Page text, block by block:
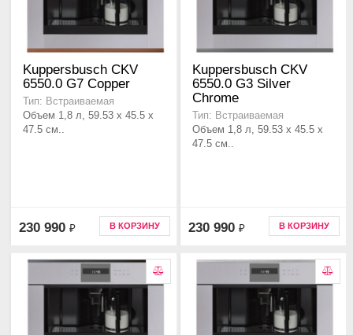
Kuppersbusch CKV
6550.0 G7 Copper
Тип: Встраиваемая
Объем 1,8 л, 59.53 x 45.5 x
47.5 см..
230 990 ₽ В КОРЗИНУ
Kuppersbusch CKV
6550.0 G3 Silver
Chrome
Тип: Встраиваемая
Объем 1,8 л, 59.53 x 45.5 x
47.5 см..
230 990 ₽ В КОРЗИНУ